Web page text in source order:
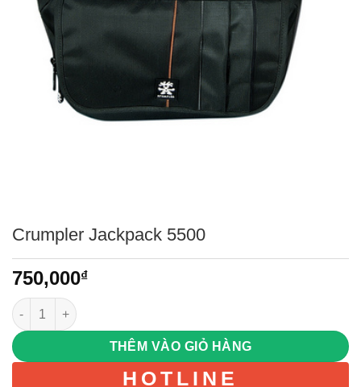
Crumpler Jackpack 5500
750,000₫
Crumpler Jackpack 5500 số lượng
THÊM VÀO GIỎ HÀNG
HOTLINE